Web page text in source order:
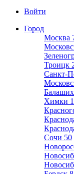
Войти
Город
Москва
Троицк
Санкт-
Химки
Сочи 50